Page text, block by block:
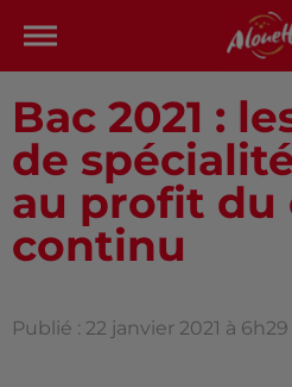
Bac 2021 :
de
au profit du
continu
Publié : 22 janvier 2021 à